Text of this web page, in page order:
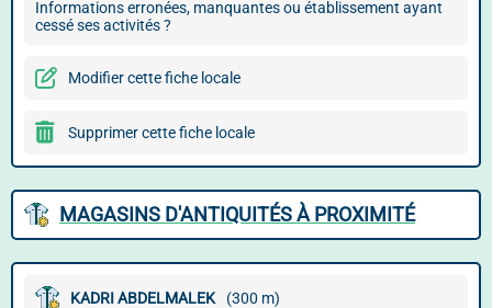
Informations erronées, manquantes ou établissement ayant
cessé ses activités ?
Modifier cette fiche locale
Supprimer cette fiche locale
MAGASINS D'ANTIQUITÉS À PROXIMITÉ
KADRI ABDELMALEK (300 m)